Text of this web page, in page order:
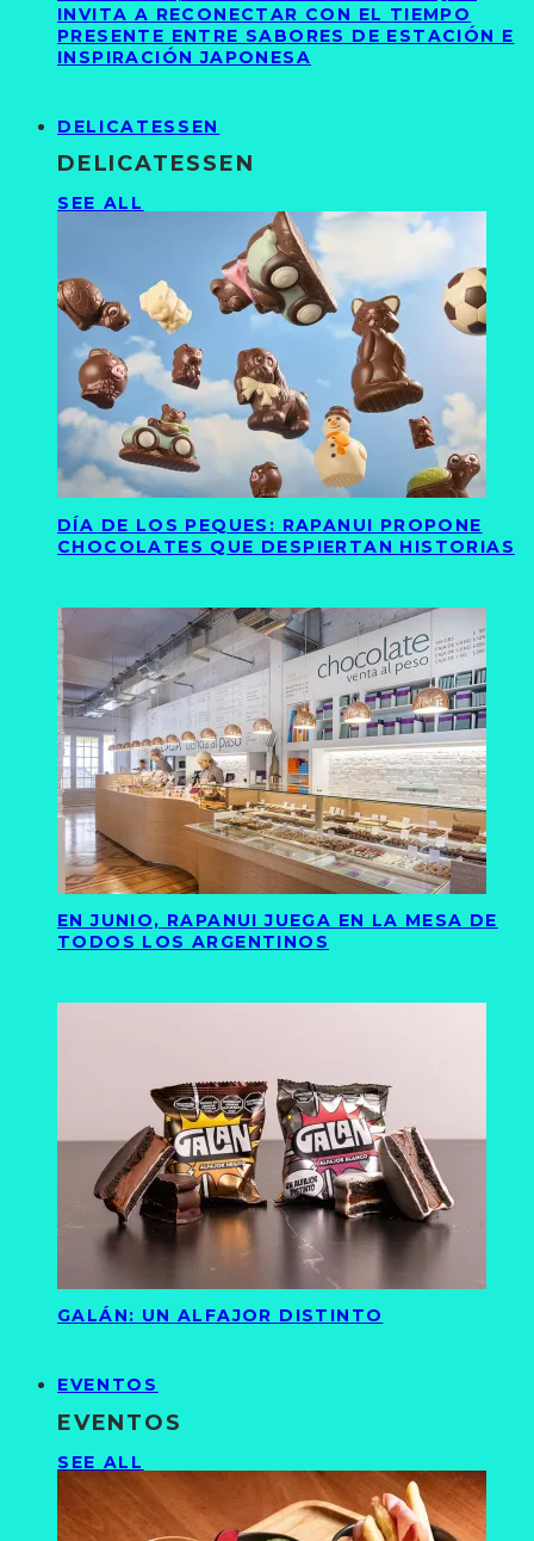
INVITA A RECONECTAR CON EL TIEMPO
PRESENTE ENTRE SABORES DE ESTACIÓN E
INSPIRACIÓN JAPONESA
DELICATESSEN
DELICATESSEN
SEE ALL
DÍA DE LOS PEQUES: RAPANUI PROPONE
CHOCOLATES QUE DESPIERTAN HISTORIAS
EN JUNIO, RAPANUI JUEGA EN LA MESA DE
TODOS LOS ARGENTINOS
GALÁN: UN ALFAJOR DISTINTO
EVENTOS
EVENTOS
SEE ALL